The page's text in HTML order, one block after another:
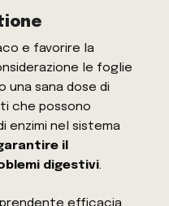
e favorire la
le foglie
una sana dose di
che possono
enzimi nel sistema
il
digestivi.
efficacia